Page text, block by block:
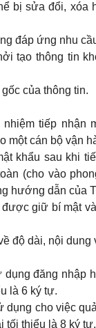
bị sửa đổi,
đáp ứng nhu
tạo thông tin
của thông tin.
tiếp nhận
cán bộ vận
khẩu sau khi
(cho vào
hướng dẫn của
giữ bí mật
độ dài, nội
đăng nhập
là 6 ký tự.
cho việc
tối thiểu là 8 ký tự.